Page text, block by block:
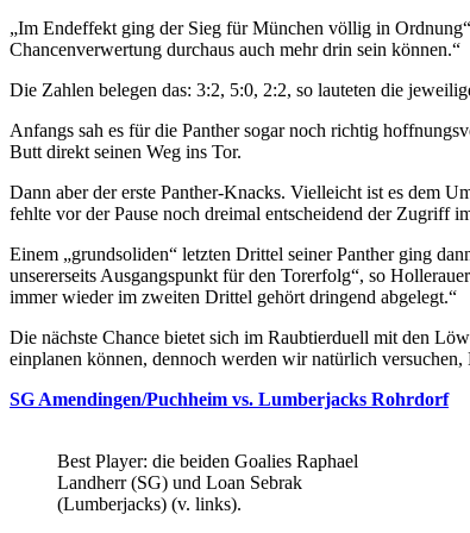
„Im Endeffekt ging der Sieg für München völlig in
Chancenverwertung durchaus auch mehr drin sein können.“
Die Zahlen belegen das: 3:2, 5:0, 2:2, so lauteten die
Anfangs sah es für die Panther sogar noch richtig
Butt direkt seinen Weg ins Tor.
Dann aber der erste Panther-Knacks. Vielleicht ist es dem
fehlte vor der Pause noch dreimal entscheidend der Zugriff
Einem „grundsoliden“ letzten Drittel seiner Panther ging
unsererseits Ausgangspunkt für den Torerfolg“, so
immer wieder im zweiten Drittel gehört dringend abgelegt.“
Die nächste Chance bietet sich im Raubtierduell mit den
einplanen können, dennoch werden wir natürlich
SG Amendingen/Puchheim vs. Lumberjacks Rohrdorf
Best Player: die beiden Goalies Raphael
Landherr (SG) und Loan Sebrak
(Lumberjacks) (v. links).